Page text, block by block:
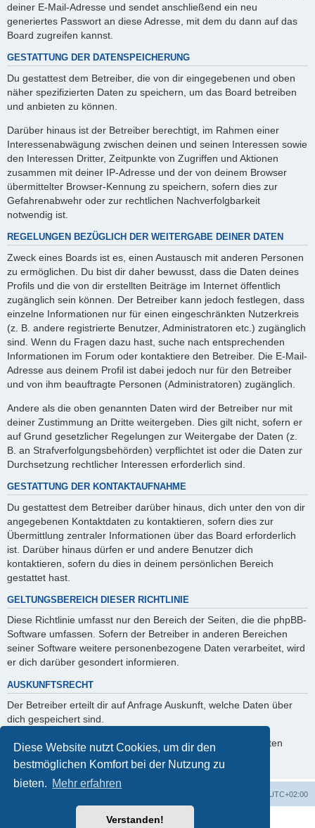
Diese Website nutzt Cookies, um dir den
bestmöglichen Komfort bei der Nutzung zu
bieten. Mehr erfahren
Verstanden!
deiner E-Mail-Adresse und sendet anschließend ein neu
generiertes Passwort an diese Adresse, mit dem du dann auf das
Board zugreifen kannst.
GESTATTUNG DER DATENSPEICHERUNG
Du gestattest dem Betreiber, die von dir eingegebenen und oben
näher spezifizierten Daten zu speichern, um das Board betreiben
und anbieten zu können.
Darüber hinaus ist der Betreiber berechtigt, im Rahmen einer
Interessenabwägung zwischen deinen und seinen Interessen sowie
den Interessen Dritter, Zeitpunkte von Zugriffen und Aktionen
zusammen mit deiner IP-Adresse und der von deinem Browser
übermittelter Browser-Kennung zu speichern, sofern dies zur
Gefahrenabwehr oder zur rechtlichen Nachverfolgbarkeit
notwendig ist.
REGELUNGEN BEZÜGLICH DER WEITERGABE DEINER DATEN
Zweck eines Boards ist es, einen Austausch mit anderen Personen
zu ermöglichen. Du bist dir daher bewusst, dass die Daten deines
Profils und die von dir erstellten Beiträge im Internet öffentlich
zugänglich sein können. Der Betreiber kann jedoch festlegen, dass
einzelne Informationen nur für einen eingeschränkten Nutzerkreis
(z. B. andere registrierte Benutzer, Administratoren etc.) zugänglich
sind. Wenn du Fragen dazu hast, suche nach entsprechenden
Informationen im Forum oder kontaktiere den Betreiber. Die E-Mail-
Adresse aus deinem Profil ist dabei jedoch nur für den Betreiber
und von ihm beauftragte Personen (Administratoren) zugänglich.
Andere als die oben genannten Daten wird der Betreiber nur mit
deiner Zustimmung an Dritte weitergeben. Dies gilt nicht, sofern er
auf Grund gesetzlicher Regelungen zur Weitergabe der Daten (z.
B. an Strafverfolgungsbehörden) verpflichtet ist oder die Daten zur
Durchsetzung rechtlicher Interessen erforderlich sind.
GESTATTUNG DER KONTAKTAUFNAHME
Du gestattest dem Betreiber darüber hinaus, dich unter den von dir
angegebenen Kontaktdaten zu kontaktieren, sofern dies zur
Übermittlung zentraler Informationen über das Board erforderlich
ist. Darüber hinaus dürfen er und andere Benutzer dich
kontaktieren, sofern du dies in deinem persönlichen Bereich
gestattet hast.
GELTUNGSBEREICH DIESER RICHTLINIE
Diese Richtlinie umfasst nur den Bereich der Seiten, die die phpBB-
Software umfassen. Sofern der Betreiber in anderen Bereichen
seiner Software weitere personenbezogene Daten verarbeitet, wird
er dich darüber gesondert informieren.
AUSKUNFTSRECHT
Der Betreiber erteilt dir auf Anfrage Auskunft, welche Daten über
dich gespeichert sind.
Du kannst jederzeit die Löschung bzw. Sperrung deiner Daten
verlangen. Kontaktiere hierzu bitte den Betreiber.
UTC+02:00
Powered byphpBB® Forum Software © phpBB Limited